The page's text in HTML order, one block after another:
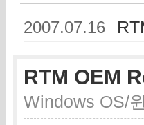
2007.07.16
RTM OEM
Windows OS/